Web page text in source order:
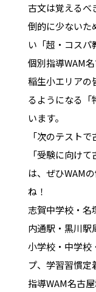
古文は覚えるべ
倒的に少ないた
い「超・コスパ
個別指導WAM
稲生小エリアの
るようになる「
います。
「次のテスト
「受験に向け
は、ぜひWAM
ね！
志賀中学校・名
内通駅・黒川駅
小学校・中学校
プ、学習習慣定
指導WAM名古